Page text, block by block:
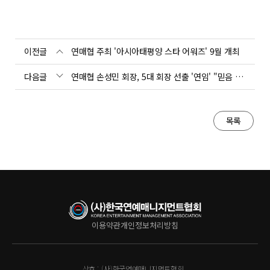
이전글 연매협 주최 '아시아태평양 스타 어워즈' 9월 개최
다음글 연매협 손성민 회장, 5대 회장 선출 '연임' "믿음 감사"
목록
이용약관개인정보처리방침